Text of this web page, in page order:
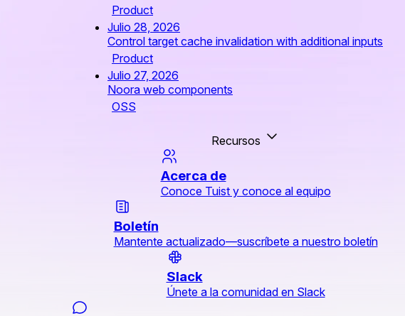
Product
Julio 28, 2026
Control target cache invalidation with additional inputs
Product
Julio 27, 2026
Noora web components
OSS
Recursos
Acerca de
Conoce Tuist y conoce al equipo
Boletín
Mantente actualizado—suscríbete a nuestro boletín
Slack
Únete a la comunidad en Slack